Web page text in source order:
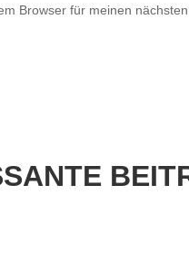
Browser für meinen